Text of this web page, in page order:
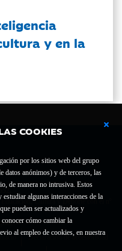
COOKIES
por los sitios web del grupo
datos anónimos) y de terceros, las
de manera no intrusiva. Estos
algunas interacciones de la
pueden ser actualizados y
cómo cambiar la
al empleo de cookies, en nuestra
y en la
Cultura y Deporte con el nº
Declaración de accesibilidad